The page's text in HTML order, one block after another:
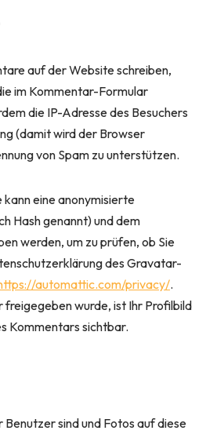
auf der Website schreiben,
im Kommentar-Formular
die IP-Adresse des Besuchers
(damit wird der Browser
von Spam zu unterstützen.
eine anonymisierte
Hash genannt) und dem
werden, um zu prüfen, ob Sie
des Gravatar-
automattic.com/privacy/.
freigegeben wurde, ist Ihr Profilbild
Kommentars sichtbar.
sind und Fotos auf diese